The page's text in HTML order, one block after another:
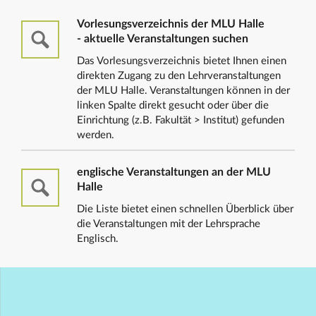
Vorlesungsverzeichnis der MLU Halle
- aktuelle Veranstaltungen suchen
Das Vorlesungsverzeichnis bietet Ihnen einen
direkten Zugang zu den Lehrveranstaltungen
der MLU Halle. Veranstaltungen können in der
linken Spalte direkt gesucht oder über die
Einrichtung (z.B. Fakultät > Institut) gefunden
werden.
englische Veranstaltungen an der MLU
Halle
Die Liste bietet einen schnellen Überblick über
die Veranstaltungen mit der Lehrsprache
Englisch.